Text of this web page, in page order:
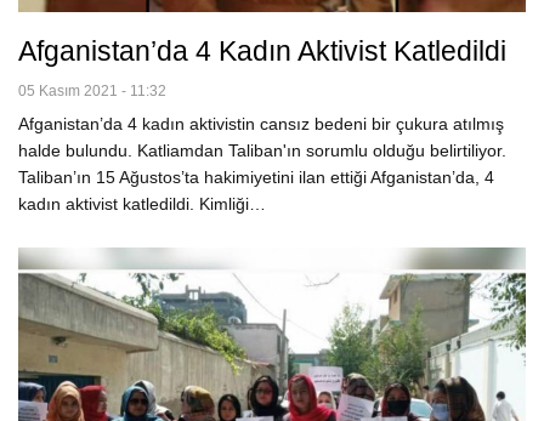
Afganistan’da 4 Kadın Aktivist Katledildi
05 Kasım 2021 - 11:32
Afganistan’da 4 kadın aktivistin cansız bedeni bir çukura atılmış
halde bulundu. Katliamdan Taliban'ın sorumlu olduğu belirtiliyor.
Taliban’ın 15 Ağustos’ta hakimiyetini ilan ettiği Afganistan’da, 4
kadın aktivist katledildi. Kimliği…